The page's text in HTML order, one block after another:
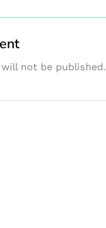
not be published.